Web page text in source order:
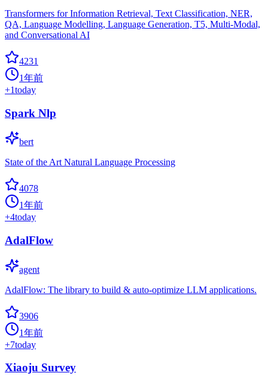
Transformers for Information Retrieval, Text Classification, NER,
QA, Language Modelling, Language Generation, T5, Multi-Modal,
and Conversational AI
4231
1年前
+1today
Spark Nlp
bert
State of the Art Natural Language Processing
4078
1年前
+4today
AdalFlow
agent
AdalFlow: The library to build & auto-optimize LLM applications.
3906
1年前
+7today
Xiaoju Survey